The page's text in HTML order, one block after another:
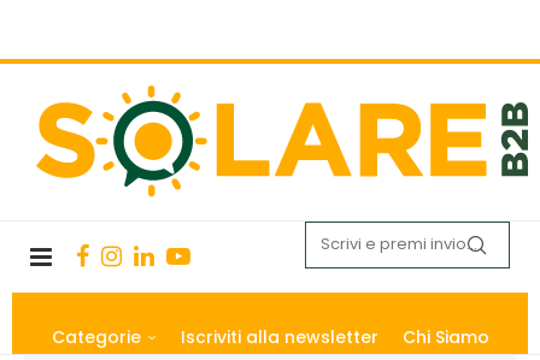
Categorie Iscriviti alla newsletter Chi Siamo